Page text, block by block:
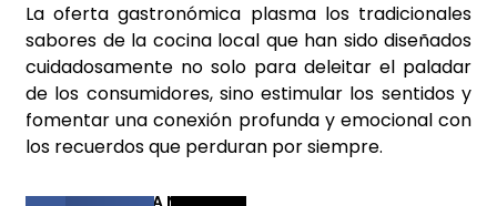
La oferta gastronómica plasma los tradicionales
sabores de la cocina local que han sido diseñados
cuidadosamente no solo para deleitar el paladar
de los consumidores, sino estimular los sentidos y
fomentar una conexión profunda y emocional con
los recuerdos que perduran por siempre.
COMPARTIR ESTA NOTICIA